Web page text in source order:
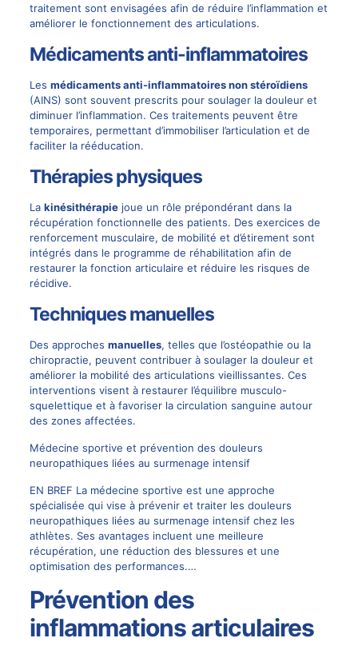
traitement sont envisagées afin de réduire l’inflammation et
améliorer le fonctionnement des articulations.
Médicaments anti-inflammatoires
Les médicaments anti-inflammatoires non stéroïdiens
(AINS) sont souvent prescrits pour soulager la douleur et
diminuer l’inflammation. Ces traitements peuvent être
temporaires, permettant d’immobiliser l’articulation et de
faciliter la rééducation.
Thérapies physiques
La kinésithérapiejoue un rôle prépondérant dans la
récupération fonctionnelle des patients. Des exercices de
renforcement musculaire, de mobilité et d’étirement sont
intégrés dans le programme de réhabilitation afin de
restaurer la fonction articulaire et réduire les risques de
récidive.
Techniques manuelles
Des approches manuelles, telles que l’ostéopathie ou la
chiropractie, peuvent contribuer à soulager la douleur et
améliorer la mobilité des articulations vieillissantes. Ces
interventions visent à restaurer l’équilibre musculo-
squelettique et à favoriser la circulation sanguine autour
des zones affectées.
Médecine sportive et prévention des douleurs
neuropathiques liées au surmenage intensif
EN BREF La médecine sportive est une approche
spécialisée qui vise à prévenir et traiter les douleurs
neuropathiques liées au surmenage intensif chez les
athlètes. Ses avantages incluent une meilleure
récupération, une réduction des blessures et une
optimisation des performances.…
Prévention des
inflammations articulaires